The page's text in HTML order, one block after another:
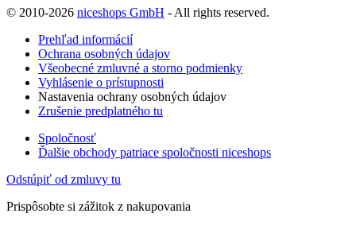
© 2010-2026 niceshops GmbH - All rights reserved.
Prehľad informácií
Ochrana osobných údajov
Všeobecné zmluvné a storno podmienky
Vyhlásenie o prístupnosti
Nastavenia ochrany osobných údajov
Zrušenie predplatného tu
Spoločnosť
Ďalšie obchody patriace spoločnosti niceshops
Odstúpiť od zmluvy tu
Prispôsobte si zážitok z nakupovania